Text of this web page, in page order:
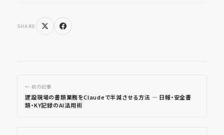
SHARE
← 前の記事
建設現場の書類業務をClaudeで半減させる方法 ― 日報・安全書
類・KY記録のAI活用術